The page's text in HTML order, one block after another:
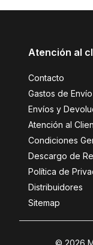
Atención al
Contacto
Gastos de Envío
Envíos y
Atención al
Condiciones
Descargo de
Política de
Distribuidores
Sitemap
© 2026